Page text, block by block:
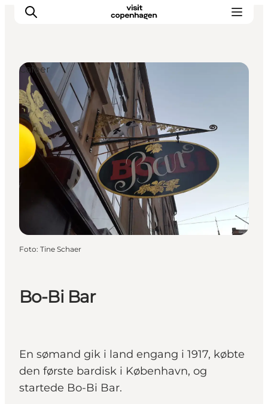
This is Copenhagen
Aktiviteter
Spis & drik
Områder
Planlæg din tur
CopenPay
Copenhagen Card
Bo-Bi Bar
En sømand gik i land engang i 1917, købte
den første bardisk i København, og
startede Bo-Bi Bar.
Cafeer
Foto: Tine Schaer